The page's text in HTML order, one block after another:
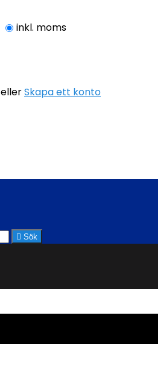
inkl. moms
ellerSkapa ett konto
 Sök